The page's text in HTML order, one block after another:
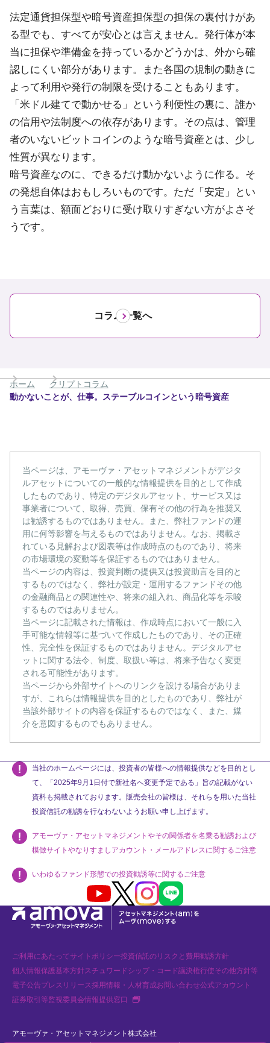
法定通貨担保型や暗号資産担保型の担保の裏付けがあ
る型でも、すべてが安心とは言えません。発行体が本
当に担保や準備金を持っているかどうかは、外から確
認しにくい部分があります。また各国の規制の動きに
よって利用や発行の制限を受けることもあります。
「米ドル建てで動かせる」という利便性の裏に、誰か
の信用や法制度への依存があります。その点は、管理
者のいないビットコインのような暗号資産とは、少し
性質が異なります。
暗号資産なのに、できるだけ動かないように作る。そ
の発想自体はおもしろいものです。ただ「安定」とい
う言葉は、額面どおりに受け取りすぎない方がよさそ
うです。
コラム一覧へ
ホーム
クリプトコラム
動かないことが、仕事。ステーブルコインという暗号資産
当ページは、アモーヴァ・アセットマネジメントがデジタ
ルアセットについての一般的な情報提供を目的として作成
したものであり、特定のデジタルアセット、サービス又は
事業者について、取得、売買、保有その他の行為を推奨又
は勧誘するものではありません。また、弊社ファンドの運
用に何等影響を与えるものではありません。なお、掲載さ
れている見解および図表等は作成時点のものであり、将来
の市場環境の変動等を保証するものではありません。
当ページの内容は、投資判断の提供又は投資助言を目的と
するものではなく、弊社が設定・運用するファンドその他
の金融商品との関連性や、将来の組入れ、商品化等を示唆
するものではありません。
当ページに記載された情報は、作成時点において一般に入
手可能な情報等に基づいて作成したものであり、その正確
性、完全性を保証するものではありません。デジタルアセ
ットに関する法令、制度、取扱い等は、将来予告なく変更
される可能性があります。
当ページから外部サイトへのリンクを設ける場合がありま
すが、これらは情報提供を目的としたものであり、弊社が
当該外部サイトの内容を保証するものではなく、また、媒
介を意図するものでもありません。
当社のホームページには、投資者の皆様への情報提供などを目的とし
て、「2025年9月1日付で新社名へ変更予定である」旨の記載がない
資料も掲載されております。販売会社の皆様は、それらを用いた当社
投資信託の勧誘を行なわないようお願い申し上げます。
アモーヴァ・アセットマネジメントやその関係者を名乗る勧誘および
模倣サイトやなりすましアカウント・メールアドレスに関するご注意
いわゆるファンド形態での投資勧誘等に関するご注意
Youtube X InstagramLINE
ご利用にあたってサイトポリシー投資信託のリスクと費用勧誘方針
個人情報保護基本方針スチュワードシップ・コード議決権行使その他方針等
電子公告プレスリリース採用情報・人材育成お問い合わせ公式アカウント
証券取引等監視委員会情報提供窓口
アモーヴァ・アセットマネジメント株式会社